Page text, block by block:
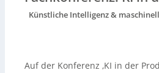
Künstliche Intelligenz &
Auf der Konferenz ‚KI in der